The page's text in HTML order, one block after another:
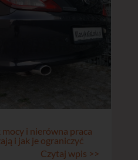
i nierówna praca
i jak je ograniczyć
Czytaj wpis >>